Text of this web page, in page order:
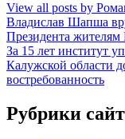
View all posts by
Навигация
по
записям
Владислав Шапша
Президента
За 15 лет институт
Калужской области
востребованность
Рубрики